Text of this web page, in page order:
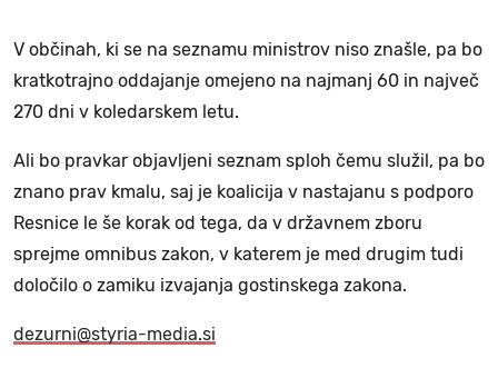
V občinah, ki se na seznamu ministrov niso znašle, pa bo
kratkotrajno oddajanje omejeno na najmanj 60 in največ
270 dni v koledarskem letu.
Ali bo pravkar objavljeni seznam sploh čemu služil, pa bo
znano prav kmalu, saj je koalicija v nastajanu s podporo
Resnice le še korak od tega, da v državnem zboru
sprejme omnibus zakon, v katerem je med drugim tudi
določilo o zamiku izvajanja gostinskega zakona.
dezurni@styria-media.si